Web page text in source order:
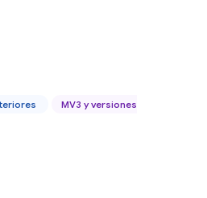
MV3 y versiones